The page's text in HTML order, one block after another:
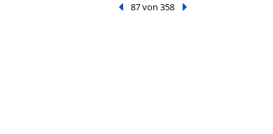
Vorheriger Treffer
87 von 358 Nächster Treffer